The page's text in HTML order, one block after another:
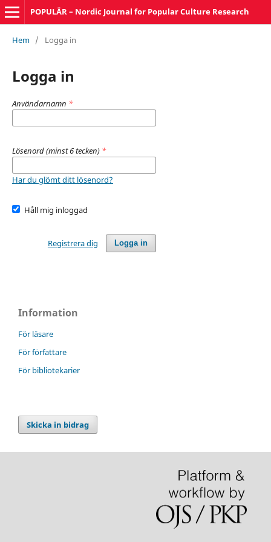
POPULÄR – Nordic Journal for Popular Culture Research
Hem / Logga in
Logga in
Användarnamn *
Lösenord (minst 6 tecken) *
Har du glömt ditt lösenord?
Håll mig inloggad
Logga in
Registrera dig
Information
För läsare
För författare
För bibliotekarier
Skicka in bidrag